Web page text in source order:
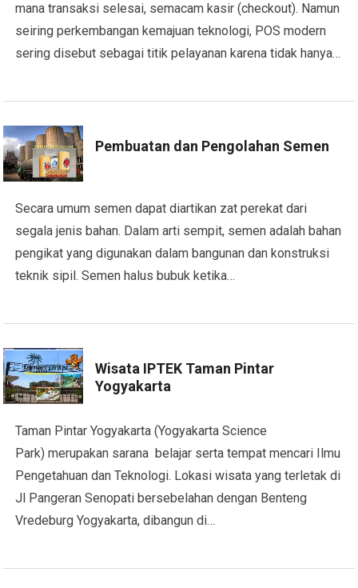
mana transaksi selesai, semacam kasir (checkout). Namun
seiring perkembangan kemajuan teknologi, POS modern
sering disebut sebagai titik pelayanan karena tidak hanya…
Pembuatan dan Pengolahan Semen
Secara umum semen dapat diartikan zat perekat dari
segala jenis bahan. Dalam arti sempit, semen adalah bahan
pengikat yang digunakan dalam bangunan dan konstruksi
teknik sipil. Semen halus bubuk ketika…
Wisata IPTEK Taman Pintar
Yogyakarta
Taman Pintar Yogyakarta (Yogyakarta Science
Park) merupakan sarana belajar serta tempat mencari Ilmu
Pengetahuan dan Teknologi. Lokasi wisata yang terletak di
Jl Pangeran Senopati bersebelahan dengan Benteng
Vredeburg Yogyakarta, dibangun di…